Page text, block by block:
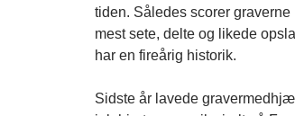
tiden. Således scorer
mest sete, delte og likede
har en fireårig historik.
Sidste år lavede